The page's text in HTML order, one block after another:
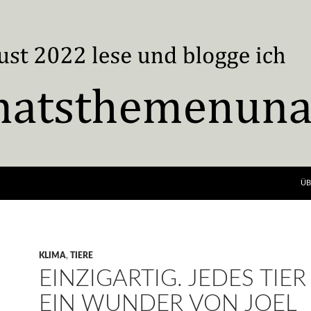
KLIMA, TIERE
EINZIGARTIG. JEDES TIER
EIN WUNDER VON JOEL